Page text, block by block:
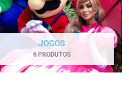
JOGOS
6 PRODUTOS